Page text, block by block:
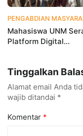
PENGABDIAN
Mahasiswa UNM
Platform Digital
Digital
Tinggalkan
Alamat email Anda
wajib ditandai *
Komentar *